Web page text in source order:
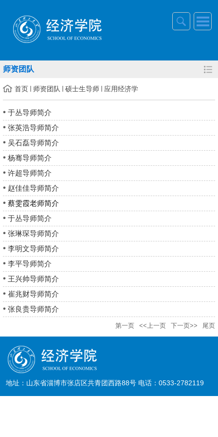
师资团队
首页 师资团队 硕士生导师 应用经济学
于丛导师简介
张英浩导师简介
吴石磊导师简介
杨骞导师简介
许超导师简介
赵佳佳导师简介
蔡雯霞老师简介
于丛导师简介
张琳琛导师简介
李明文导师简介
李平导师简介
王兴帅导师简介
崔兆财导师简介
张良贵导师简介
第一页 <<上一页 下一页>> 尾页
地址：山东省淄博市张店区共青团西路88号 电话：0533-2782119